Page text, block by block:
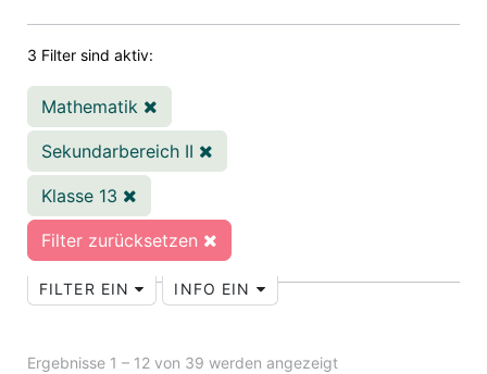
3 Filter sind aktiv:
Mathematik
Sekundarbereich II
Klasse 13
Filter zurücksetzen
FILTER EIN INFO EIN
Ergebnisse 1 – 12 von 39 werden angezeigt